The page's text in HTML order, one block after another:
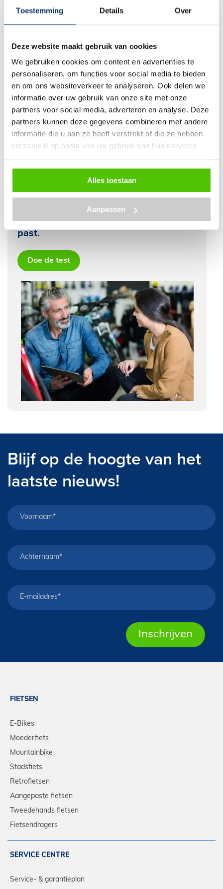
Toestemming Details Over
Deze website maakt gebruik van cookies
We gebruiken cookies om content en advertenties te
personaliseren, om functies voor social media te bieden
en om ons websiteverkeer te analyseren. Ook delen we
informatie over uw gebruik van onze site met onze
partners voor social media, adverteren en analyse. Deze
partners kunnen deze gegevens combineren met andere
informatie die u aan ze heeft verstrekt of die ze hebben
verzameld op basis van uw gebruik van hun services.
Alles toestaan
Aanpassen
Fietsendrager monteren? Volg dit simpele
stappenplan
28 november 2025
Fietsaccu brand voorkomen
Ontdek welke E-Bike het beste bij jou
past.
Doe de test
Blijf op de hoogte van het
laatste nieuws!
FIETSEN
E-Bikes
Moederfiets
Mountainbike
Stadsfiets
Retrofietsen
Aangepaste fietsen
Tweedehands fietsen
Fietsendragers
SERVICE CENTRE
Service- & garantieplan